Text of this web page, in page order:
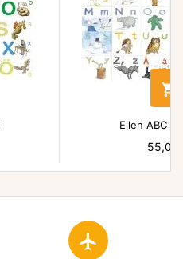

Ellen ABC
Pris
55,00
flight